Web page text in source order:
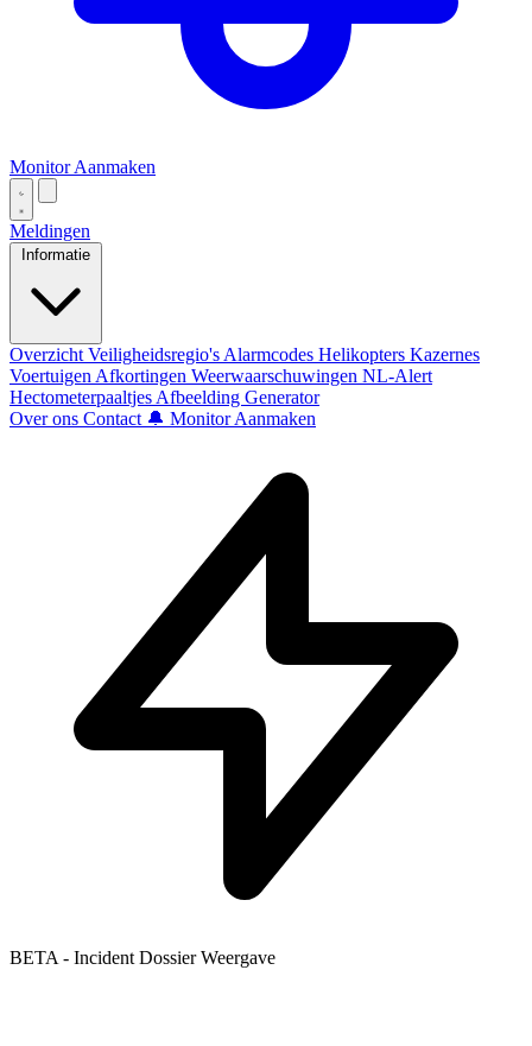
Monitor Aanmaken
Meldingen
Informatie
Overzicht Veiligheidsregio's Alarmcodes Helikopters Kazernes
Voertuigen Afkortingen Weerwaarschuwingen NL-Alert
Hectometerpaaltjes Afbeelding Generator
Over ons Contact 🔔 Monitor Aanmaken
BETA - Incident Dossier Weergave